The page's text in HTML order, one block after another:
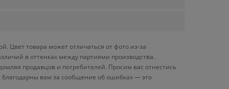
Цвет товара может отличаться от фото из-за
в оттенках между партиями производства.
продавцов и потребителей. Просим вас отнестись
вам за сообщение об ошибках — это